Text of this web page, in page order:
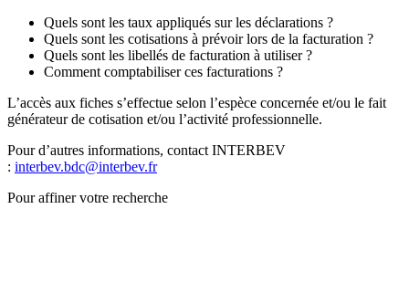
Quels sont les taux appliqués sur les déclarations ?
Quels sont les cotisations à prévoir lors de la facturation ?
Quels sont les libellés de facturation à utiliser ?
Comment comptabiliser ces facturations ?
L’accès aux fiches s’effectue selon l’espèce concernée et/ou le fait
générateur de cotisation et/ou l’activité professionnelle.
Pour d’autres informations, contact INTERBEV
: interbev.bdc@interbev.fr
Pour affiner votre recherche